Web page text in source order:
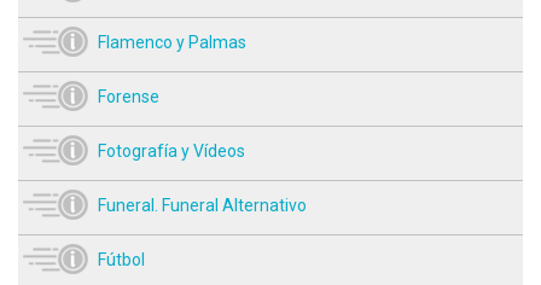
Flamenco y Palmas
Forense
Fotografía y Vídeos
Funeral. Funeral Alternativo
Fútbol